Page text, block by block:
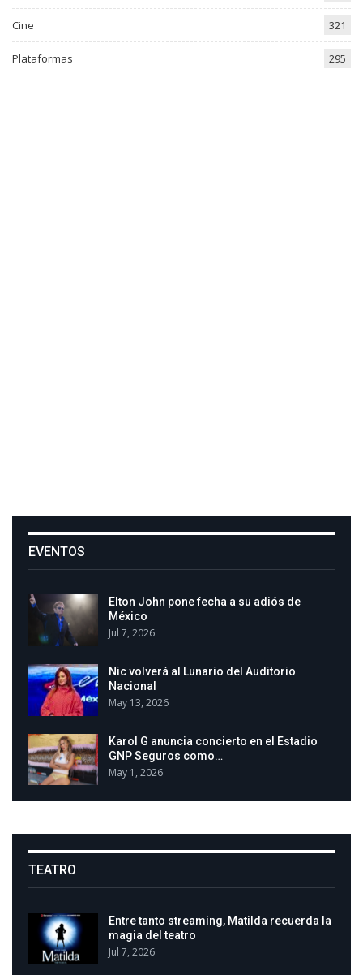
Cine 321
Plataformas 295
EVENTOS
Elton John pone fecha a su adiós de
México
Jul 7, 2026
Nic volverá al Lunario del Auditorio
Nacional
May 13, 2026
Karol G anuncia concierto en el Estadio
GNP Seguros como…
May 1, 2026
TEATRO
Entre tanto streaming, Matilda recuerda la
magia del teatro
Jul 7, 2026